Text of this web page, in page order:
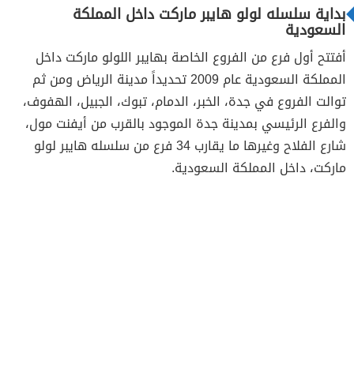
بداية سلسله لولو هايبر ماركت داخل المملكة
السعودية
أفتتح أول فرع من الفروع الخاصة بهايبر اللولو ماركت داخل
المملكة السعودية عام 2009 تحديداً مدينة الرياض ومن ثم
توالت الفروع في جدة، الخبر، الدمام، تبوك، الجبيل، الهفوف،
والفرع الرئيسي بمدينة جدة الموجود بالقرب من أيفنت مول،
شارع الفلاح وغيرها ما يقارب 34 فرع من سلسله هايبر لولو
ماركت، داخل المملكة السعودية.